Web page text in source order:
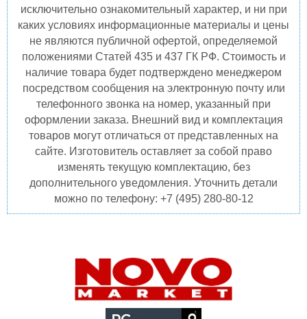
исключительно ознакомительный характер, и ни при
каких условиях информационные материалы и цены
не являются публичной офертой, определяемой
положениями Статей 435 и 437 ГК РФ. Стоимость и
наличие товара будет подтверждено менеджером
посредством сообщения на электронную почту или
телефонного звонка на номер, указанный при
оформлении заказа. Внешний вид и комплектация
товаров могут отличаться от представленных на
сайте. Изготовитель оставляет за собой право
изменять текущую комплектацию, без
дополнительного уведомления. Уточнить детали
можно по телефону: +7 (495) 280-80-12